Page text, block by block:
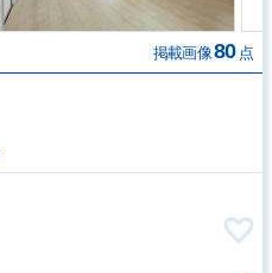
掲載画像80 点